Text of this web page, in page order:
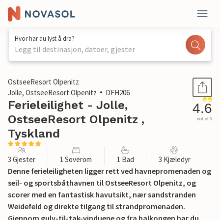
Hvor har du lyst å dra?
Legg til destinasjon, datoer, gjester
1 / 26
OstseeResort Olpenitz
Jolle, OstseeResort Olpenitz
DFH206
Ferieleilighet - Jolle,
OstseeResort Olpenitz ,
Tyskland
4.6
out of 5
3 Gjester 1 Soverom 1 Bad 3 Kjæledyr
Denne ferieleiligheten ligger rett ved havnepromenaden og
seil- og sportsbåthavnen til OstseeResort Olpenitz, og
scorer med en fantastisk havutsikt, nær sandstranden
Weidefeld og direkte tilgang til strandpromenaden.